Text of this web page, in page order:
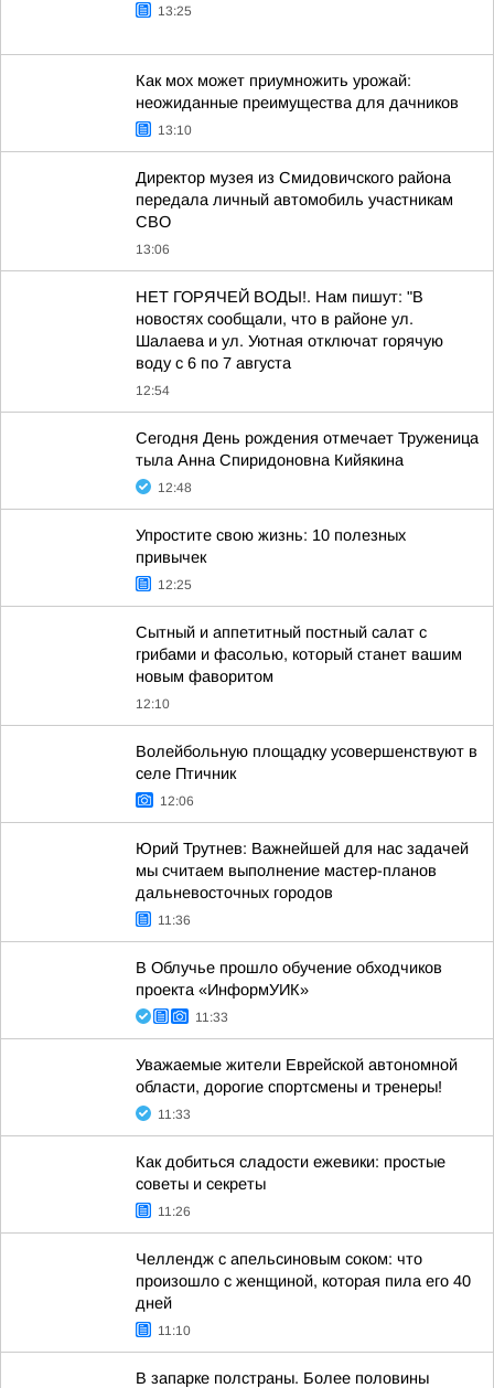
13:25
Как мох может приумножить урожай:
неожиданные преимущества для дачников
13:10
Директор музея из Смидовичского района
передала личный автомобиль участникам
СВО
13:06
НЕТ ГОРЯЧЕЙ ВОДЫ!. Нам пишут: "В
новостях сообщали, что в районе ул.
Шалаева и ул. Уютная отключат горячую
воду с 6 по 7 августа
12:54
Сегодня День рождения отмечает Труженица
тыла Анна Спиридоновна Кийякина
12:48
Упростите свою жизнь: 10 полезных
привычек
12:25
Сытный и аппетитный постный салат с
грибами и фасолью, который станет вашим
новым фаворитом
12:10
Волейбольную площадку усовершенствуют в
селе Птичник
12:06
Юрий Трутнев: Важнейшей для нас задачей
мы считаем выполнение мастер-планов
дальневосточных городов
11:36
В Облучье прошло обучение обходчиков
проекта «ИнформУИК»
11:33
Уважаемые жители Еврейской автономной
области, дорогие спортсмены и тренеры!
11:33
Как добиться сладости ежевики: простые
советы и секреты
11:26
Челлендж с апельсиновым соком: что
произошло с женщиной, которая пила его 40
дней
11:10
В запарке полстраны. Более половины